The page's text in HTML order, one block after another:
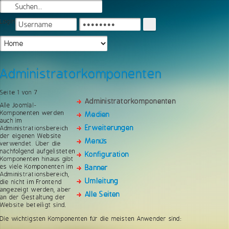
Login
Administratorkomponenten
Administratorkomponenten
Medien
Erweiterungen
Menüs
Konfiguration
Banner
Umleitung
Alle Seiten
Seite 1 von 7
Alle Joomla!-
Komponenten werden
auch im
Administrationsbereich
der eigenen Website
verwendet. Über die
nachfolgend aufgelisteten
Komponenten hinaus gibt
es viele Komponenten im
Administrationsbereich,
die nicht im Frontend
angezeigt werden, aber
an der Gestaltung der
Website beteiligt sind.
Die wichtigsten Komponenten für die meisten Anwender sind: